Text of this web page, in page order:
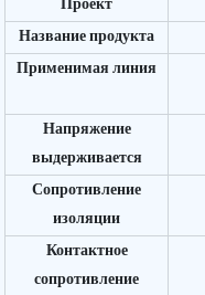
Проект
Название продукта
Применимая линия
Напряжение
выдерживается
Сопротивление
изоляции
Контактное
сопротивление